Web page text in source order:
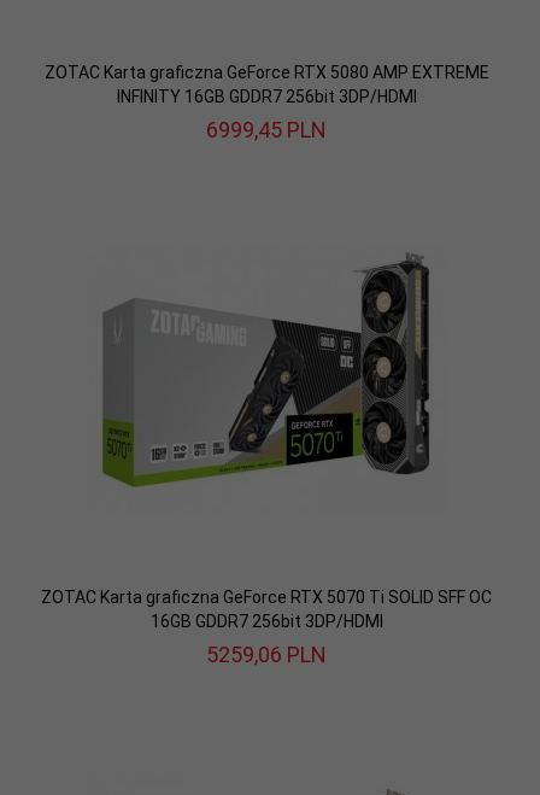
ZOTAC Karta graficzna GeForce RTX 5080 AMP EXTREME
INFINITY 16GB GDDR7 256bit 3DP/HDMI
6999,45 PLN
ZOTAC Karta graficzna GeForce RTX 5070 Ti SOLID SFF OC
16GB GDDR7 256bit 3DP/HDMI
5259,06 PLN